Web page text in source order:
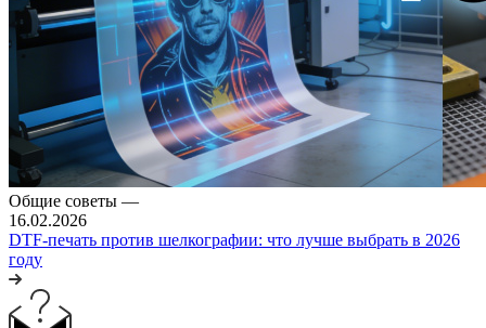
Общие советы —
16.02.2026
DTF-печать против шелкографии: что лучше выбрать в 2026
году